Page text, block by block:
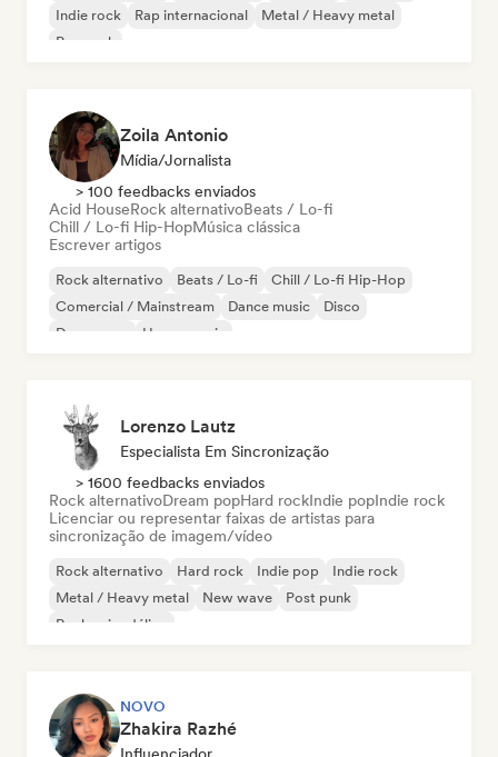
Indie rock
Rap internacional
Metal / Heavy metal
Pop rock
Zoila Antonio
Mídia/Jornalista
> 100 feedbacks enviados
Acid HouseRock alternativoBeats / Lo-fi
Chill / Lo-fi Hip-HopMúsica clássica
Escrever artigos
Rock alternativo Beats / Lo-fi
Chill / Lo-fi Hip-Hop
Comercial / Mainstream
Dance music
Disco
Dream pop
House music
Lorenzo Lautz
Especialista Em Sincronização
> 1600 feedbacks enviados
Rock alternativoDream popHard rockIndie popIndie rock
Licenciar ou representar faixas de artistas para
sincronização de imagem/vídeo
Rock alternativo Hard rock Indie pop
Indie rock
Metal / Heavy metal
New wave
Post punk
Rock psicodélico
NOVO
Zhakira Razhé
Influenciador